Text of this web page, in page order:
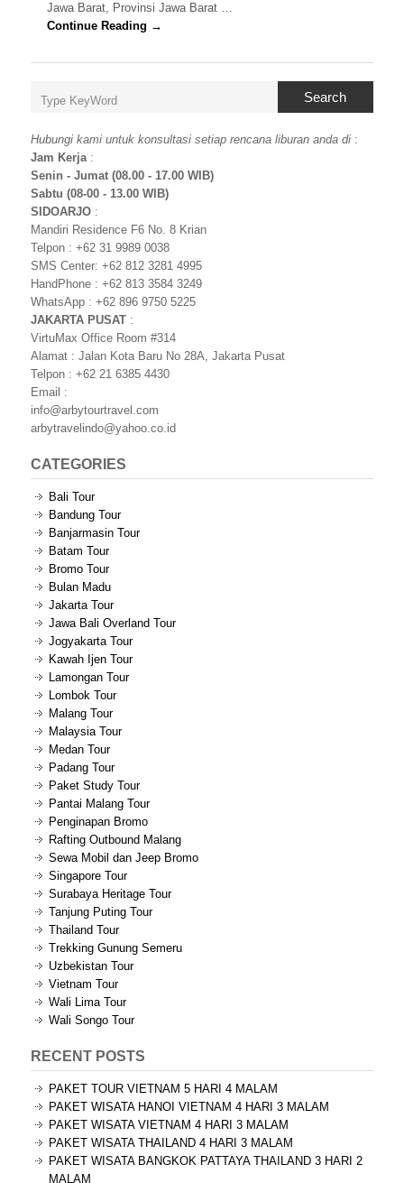
Jawa Barat, Provinsi Jawa Barat …
Continue Reading →
Search
Hubungi kami untuk konsultasi setiap rencana liburan anda di :
Jam Kerja:
Senin - Jumat (08.00 - 17.00 WIB)
Sabtu (08-00 - 13.00 WIB)
SIDOARJO :
Mandiri Residence F6 No. 8 Krian
Telpon : +62 31 9989 0038
SMS Center: +62 812 3281 4995
HandPhone : +62 813 3584 3249
WhatsApp : +62 896 9750 5225
JAKARTA PUSAT :
VirtuMax Office Room #314
Alamat : Jalan Kota Baru No 28A, Jakarta Pusat
Telpon : +62 21 6385 4430
Email :
info@arbytourtravel.com
arbytravelindo@yahoo.co.id
CATEGORIES
Bali Tour
Bandung Tour
Banjarmasin Tour
Batam Tour
Bromo Tour
Bulan Madu
Jakarta Tour
Jawa Bali Overland Tour
Jogyakarta Tour
Kawah Ijen Tour
Lamongan Tour
Lombok Tour
Malang Tour
Malaysia Tour
Medan Tour
Padang Tour
Paket Study Tour
Pantai Malang Tour
Penginapan Bromo
Rafting Outbound Malang
Sewa Mobil dan Jeep Bromo
Singapore Tour
Surabaya Heritage Tour
Tanjung Puting Tour
Thailand Tour
Trekking Gunung Semeru
Uzbekistan Tour
Vietnam Tour
Wali Lima Tour
Wali Songo Tour
RECENT POSTS
PAKET TOUR VIETNAM 5 HARI 4 MALAM
PAKET WISATA HANOI VIETNAM 4 HARI 3 MALAM
PAKET WISATA VIETNAM 4 HARI 3 MALAM
PAKET WISATA THAILAND 4 HARI 3 MALAM
PAKET WISATA BANGKOK PATTAYA THAILAND 3 HARI 2
MALAM